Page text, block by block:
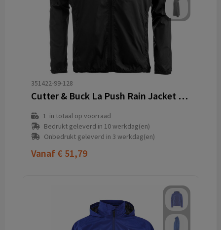
351422-99-128
Cutter & Buck La Push Rain Jacket Junior
1 in totaal op voorraad
Bedrukt geleverd in 10 werkdag(en)
Onbedrukt geleverd in 3 werkdag(en)
Vanaf € 51,79